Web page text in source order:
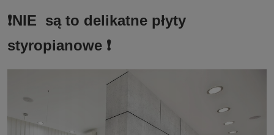
❗️NIE są to delikatne płyty
styropianowe ❗️